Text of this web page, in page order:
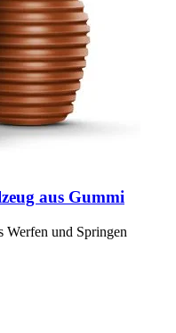
aus Gummi
Werfen und Springen